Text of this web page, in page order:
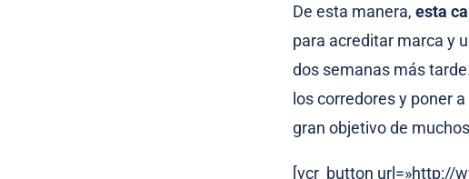
De esta manera, esta
para acreditar marca y
dos semanas más
los corredores y poner
gran objetivo de
[vcr_button url=»http://